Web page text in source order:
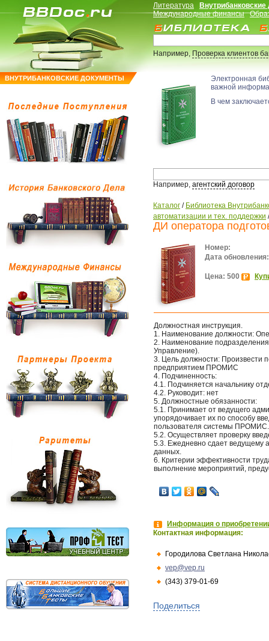
ВНУТРИБАНКОВСКИЕ ДОКУМЕНТЫ
Литература
Международные финансы
Например,Проверка клиентов
Электронная
важной
В чем
Например, агентский договор
Каталог / Библиотека
автоматизации и тех. поддержки
ДИ оператора
Номер:
Дата обновления:
Цена: 500
Должностная инструкция.
1. Наименование должности:
2. Наименование
Управление).
3. Цель должности: Произвести
предприятием ПРОМИС
4. Подчиненность:
4.1. Подчиняется начальнику
4.2. Руководит: нет
5. Должностные обязанности:
5.1. Принимает от ведущего
упорядочивает их по способу
пользователя системы ПРОМИС.
5.2. Осуществляет проверку
5.3. Ежедневно сдает ведущему
данных.
6. Критерии эффективности
выполнение мероприятий,
Информация о
Контактная информация:
Городилова Светлана
vep@vep.ru
(343) 379-01-69
Поделиться